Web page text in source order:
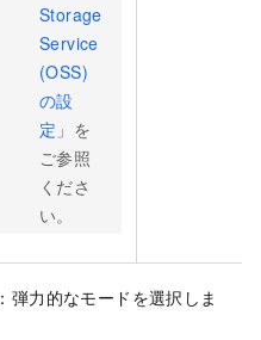
Storage
Service
(OSS)
の設
定 」を
ご参照
くださ
い。
：弾力的なモードを選択しま